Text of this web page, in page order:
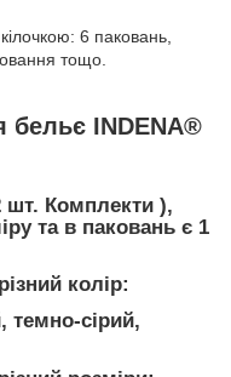
6 паковань,
тощо.
бельє INDENA®
шт. Комплекти ),
та в паковань є 1
колір:
сірий,